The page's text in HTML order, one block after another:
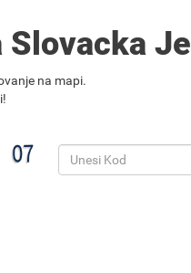
Slovacka Je
na mapi.